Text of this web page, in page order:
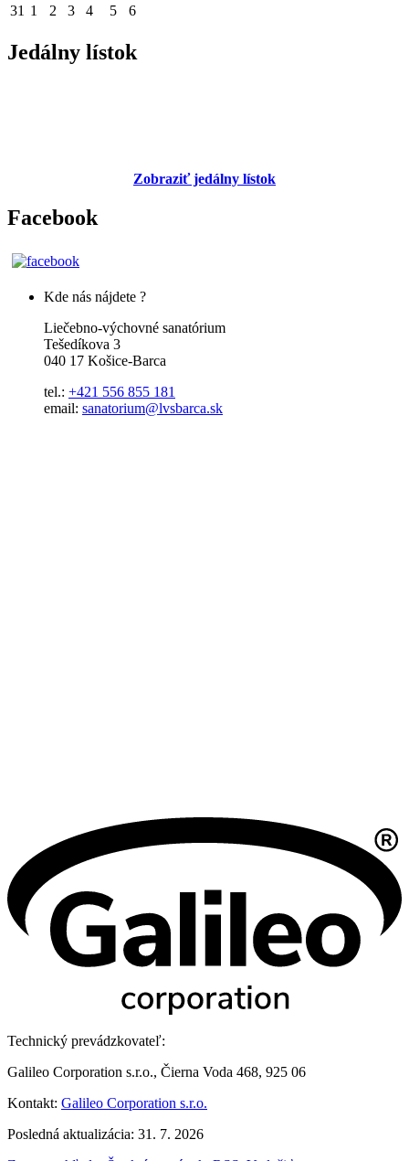
31 1 2 3 4 5 6
Jedálny lístok
Zobraziť jedálny lístok
Facebook
Kde nás nájdete ?
Liečebno-výchovné sanatórium
Tešedíkova 3
040 17 Košice-Barca
tel.: +421 556 855 181
email: sanatorium@lvsbarca.sk
Technický prevádzkovateľ:
Galileo Corporation s.r.o., Čierna Voda 468, 925 06
Kontakt: Galileo Corporation s.r.o.
Posledná aktualizácia: 31. 7. 2026